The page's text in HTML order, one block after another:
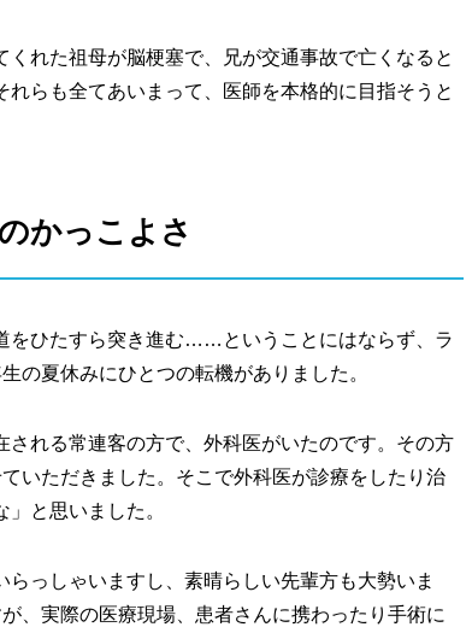
れた祖母が脳梗塞で、兄が交通事故で亡くなると
らも全てあいまって、医師を本格的に目指そうと
かっこよさ
をひたすら突き進む……ということにはならず、ラ
の夏休みにひとつの転機がありました。
れる常連客の方で、外科医がいたのです。その方
いただきました。そこで外科医が診療をしたり治
と思いました。
っしゃいますし、素晴らしい先輩方も大勢いま
、実際の医療現場、患者さんに携わったり手術に